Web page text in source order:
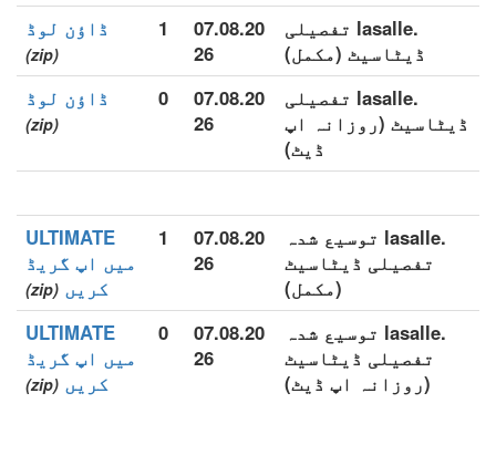
.lasalle تفصیلی
ڈیٹاسیٹ (مکمل)
07.08.20
26
1 ڈاؤن لوڈ
(zip)
.lasalle تفصیلی
ڈیٹاسیٹ (روزانہ اپ
ڈیٹ)
07.08.20
26
0 ڈاؤن لوڈ
(zip)
.lasalle توسیع شدہ
تفصیلی ڈیٹاسیٹ
(مکمل)
07.08.20
26
1
ULTIMATE
میں اپ گریڈ
کریں (zip)
.lasalle توسیع شدہ
تفصیلی ڈیٹاسیٹ
(روزانہ اپ ڈیٹ)
07.08.20
26
0
ULTIMATE
میں اپ گریڈ
کریں (zip)